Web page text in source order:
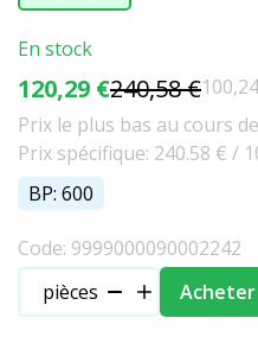
En stock
120,29 €240,58 €
Prix le plus bas au cours
Prix spécifique: 240.58 € /
BP: 600
Code: 9999000090002242
pièces
Acheter